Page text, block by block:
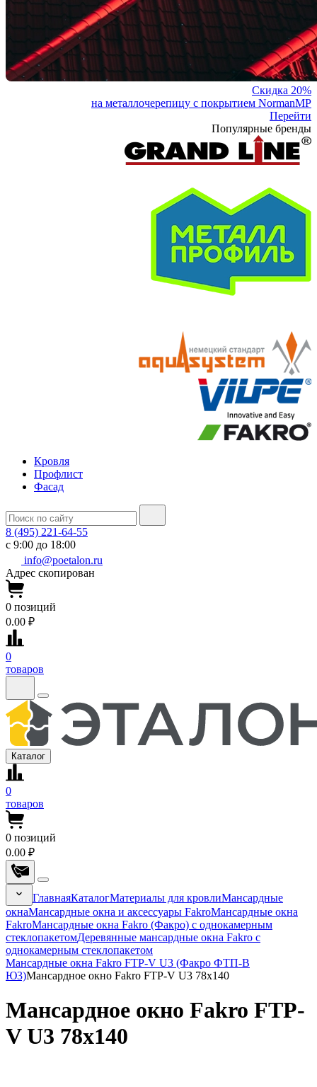
Скидка 20%
на металлочерепицу с покрытием NormanMP
Перейти
Популярные бренды
Кровля
Профлист
Фасад
8 (495) 221-64-55
с 9:00 до 18:00
info@poetalon.ru
Адрес скопирован
0 позиций
0.00 ₽
0
товаров
Каталог
0
товаров
0 позиций
0.00 ₽
ГлавнаяКаталогМатериалы для кровлиМансардные
окнаМансардные окна и аксессуары FakroМансардные окна
FakroМансардные окна Fakro (Факро) с однокамерным
стеклопакетомДеревянные мансардные окна Fakro с
однокамерным стеклопакетом
Мансардные окна Fakro FTP-V U3 (Факро ФТП-В
Ю3)Мансардное окно Fakro FTP-V U3 78x140
Мансардное окно Fakro FTP-
V U3 78x140